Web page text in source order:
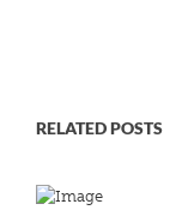
RELATED POSTS